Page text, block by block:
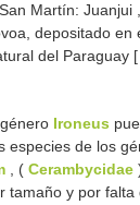
Martín: Juanjui ,
depositado en
del Paraguay [
Ironeus
especies de los
, ( Cerambycidae
tamaño y por falta